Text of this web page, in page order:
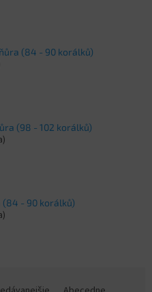
(84 - 90 korálků)
(98 - 102 korálků)
(84 - 90 korálků)